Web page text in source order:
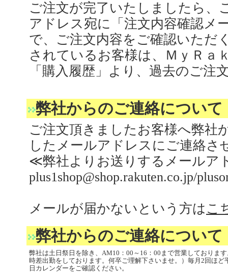
ご注文が完了いたしましたら、
アドレス宛に「注文内容確認メ
で、ご注文内容をご確認いただ
されているお客様は、ＭｙＲａ
「購入履歴」より、過去のご
弊社からのご連絡について
ご注文頂きましたお客様へ弊社
したメールアドレスにご連絡さ
≪弊社よりお送りするメールア
plus1shop@shop.rakuten.co.jp/
メールが届かないという方は こ
弊社からのご連絡について
弊社は土日祭日を除き、AM10：00～16：00まで営業しておりま
時差出勤をしております。何卒ご理解下さいませ。）毎月2回ほ
日カレンダーをご確認ください。